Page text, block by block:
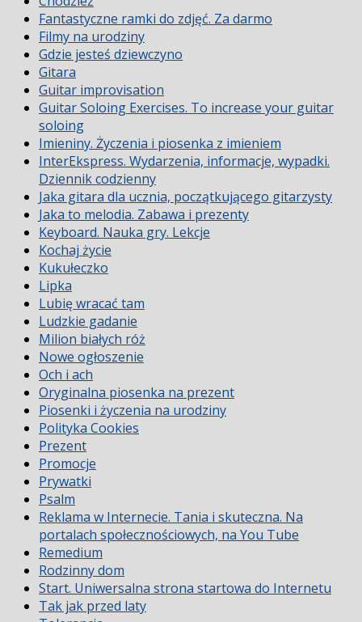
Fantastyczne ramki do zdjęć. Za darmo
Filmy na urodziny
Gdzie jesteś dziewczyno
Gitara
Guitar improvisation
Guitar Soloing Exercises. To increase your guitar
soloing
Imieniny. Życzenia i piosenka z imieniem
InterEkspress. Wydarzenia, informacje, wypadki.
Dziennik codzienny
Jaka gitara dla ucznia, początkującego gitarzysty
Jaka to melodia. Zabawa i prezenty
Keyboard. Nauka gry. Lekcje
Kochaj życie
Kukułeczko
Lipka
Lubię wracać tam
Ludzkie gadanie
Milion białych róż
Nowe ogłoszenie
Och i ach
Oryginalna piosenka na prezent
Piosenki i życzenia na urodziny
Polityka Cookies
Prezent
Promocje
Prywatki
Psalm
Reklama w Internecie. Tania i skuteczna. Na
portalach społecznościowych, na You Tube
Remedium
Rodzinny dom
Start. Uniwersalna strona startowa do Internetu
Tak jak przed laty